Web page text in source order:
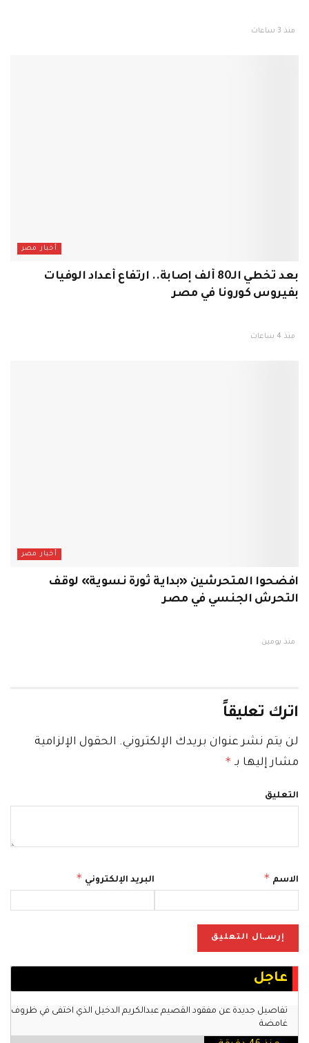
منذ 3 ساعات
أخبار مصر
بعد تخطي الـ80 ألف إصابة.. ارتفاع أعداد الوفيات
بفيروس كورونا في مصر
منذ 4 ساعات
أخبار مصر
افضحوا المتحرشين «بداية ثورة نسوية» لوقف
التحرش الجنسي في مصر
منذ يومين
اترك تعليقاً
لن يتم نشر عنوان بريدك الإلكتروني. الحقول الإلزامية
مشار إليها بـ *
التعليق
الاسم * البريد الإلكتروني *
عاجل
تفاصيل جديدة عن مفقود القصيم عبدالكريم الدخيل الذي اختفى في ظروف
غامضة